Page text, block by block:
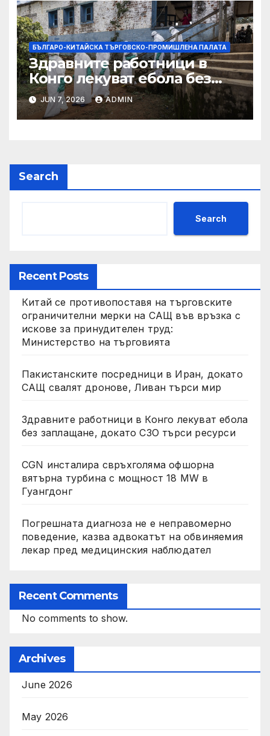
БЪЛГАРО-КИТАЙСКА ТЪРГОВСКО-ПРОМИШЛЕНА ПАЛАТА
Здравните работници в
Конго лекуват ебола без
заплащане, докато СЗО
търси ресурси
JUN 7, 2026 ADMIN
Search
Search
Recent Posts
Китай се противопоставя на търговските
ограничителни мерки на САЩ във връзка с
искове за принудителен труд:
Министерство на търговията
Пакистанските посредници в Иран, докато
САЩ свалят дронове, Ливан търси мир
Здравните работници в Конго лекуват ебола
без заплащане, докато СЗО търси ресурси
CGN инсталира свръхголяма офшорна
вятърна турбина с мощност 18 MW в
Гуангдонг
Погрешната диагноза не е неправомерно
поведение, казва адвокатът на обвиняемия
лекар пред медицинския наблюдател
Recent Comments
No comments to show.
Archives
June 2026
May 2026